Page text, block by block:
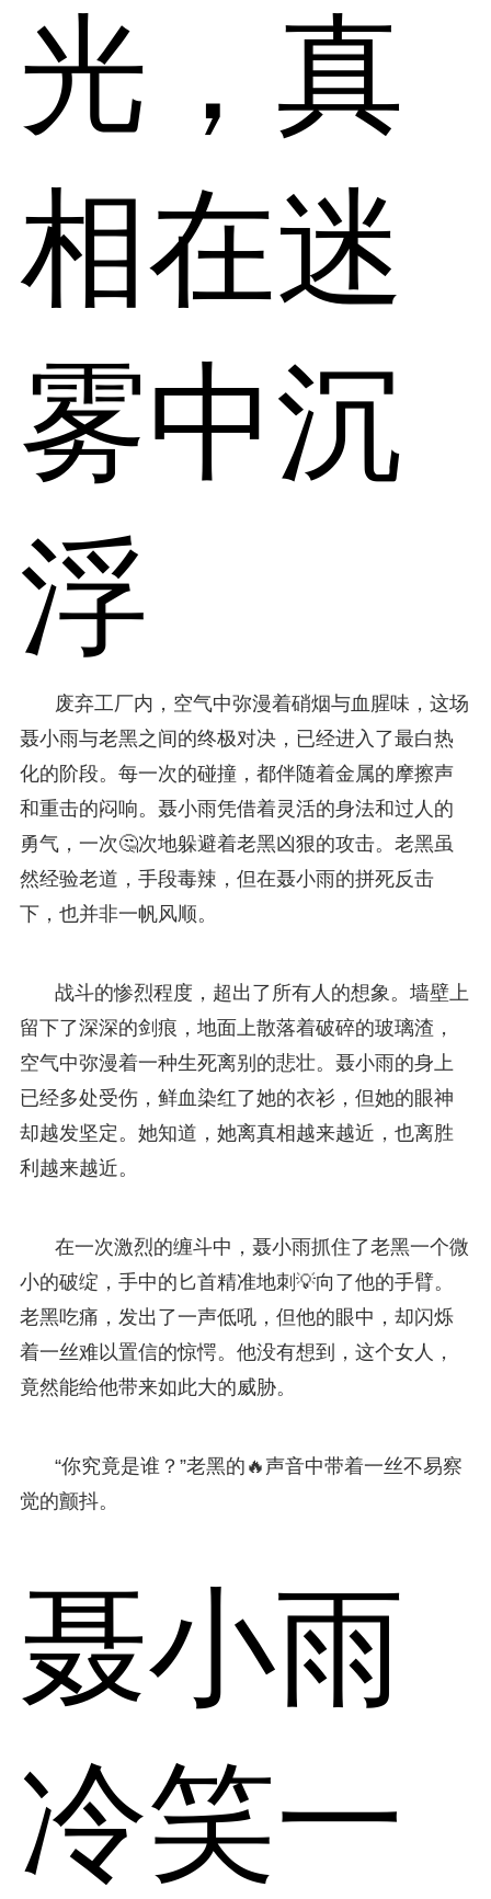
光，真
相在迷
雾中沉
浮
废弃工厂内，空气中弥漫着硝烟与血腥味，这场
聂小雨与老黑之间的终极对决，已经进入了最白热
化的阶段。每一次的碰撞，都伴随着金属的摩擦声
和重击的闷响。聂小雨凭借着灵活的身法和过人的
勇气，一次🤔次地躲避着老黑凶狠的攻击。老黑虽
然经验老道，手段毒辣，但在聂小雨的拼死反击
下，也并非一帆风顺。
战斗的惨烈程度，超出了所有人的想象。墙壁上
留下了深深的剑痕，地面上散落着破碎的玻璃渣，
空气中弥漫着一种生死离别的悲壮。聂小雨的身上
已经多处受伤，鲜血染红了她的衣衫，但她的眼神
却越发坚定。她知道，她离真相越来越近，也离胜
利越来越近。
在一次激烈的缠斗中，聂小雨抓住了老黑一个微
小的破绽，手中的匕首精准地刺💡向了他的手臂。
老黑吃痛，发出了一声低吼，但他的眼中，却闪烁
着一丝难以置信的惊愕。他没有想到，这个女人，
竟然能给他带来如此大的威胁。
“你究竟是谁？”老黑的🔥声音中带着一丝不易察
觉的颤抖。
聂小雨
冷笑一